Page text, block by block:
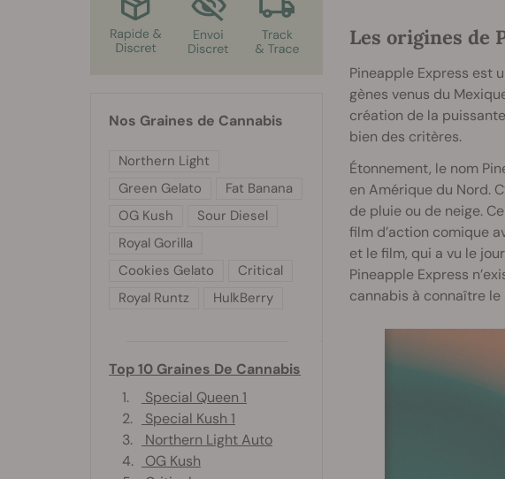
Les origines de
Pineapple Express est
gènes venus du
création de la
bien des critères.
Étonnement, le nom
en Amérique du Nord.
de pluie ou de neige.
film d’action comique
et le film, qui a vu le
Pineapple Express
cannabis à connaître le
Nos Graines de Cannabis
Northern Light
Green Gelato
Fat Banana
OG Kush
Sour Diesel
Royal Gorilla
Cookies Gelato
Critical
Royal Runtz
HulkBerry
Top 10 Graines De Cannabis
1.
Special Queen 1
2.
Special Kush 1
3.
Northern Light Auto
4.
OG Kush